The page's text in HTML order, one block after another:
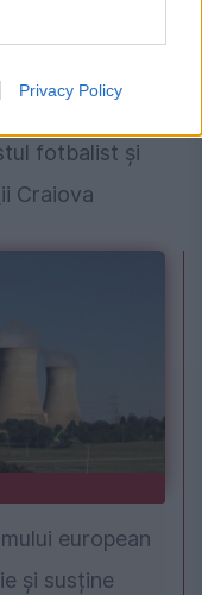
Privacy Policy
fotbalist şi
Craiova
european
și susține